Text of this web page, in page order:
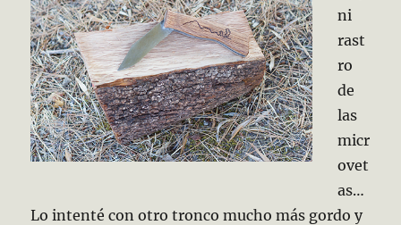
ni
rast
ro
de
las
micr
ovet
as…
Lo intenté con otro tronco mucho más gordo y